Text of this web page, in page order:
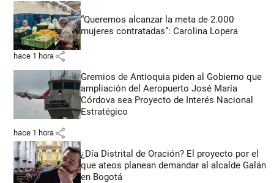
“Queremos alcanzar la meta de 2.000
mujeres contratadas”: Carolina Lopera
hace 1 hora share
Gremios de Antioquia piden al Gobierno que
ampliación del Aeropuerto José María
Córdova sea Proyecto de Interés Nacional
Estratégico
hace 1 hora share
¿Día Distrital de Oración? El proyecto por el
que ateos planean demandar al alcalde Galán
en Bogotá